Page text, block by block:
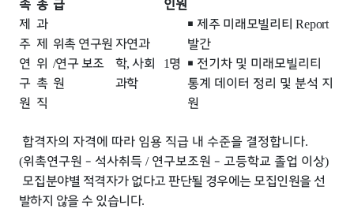
속 종 급
인원
제
주
연
구
원
과
제
위
촉
직
위촉 연구원
/연구 보조
원
자연과
학,사회
과학
1명
￭ 제주 미래모빌리티Report
발간
￭ 전기차 및 미래모빌리티
통계 데이터 정리 및 분석 지
원
합격자의 자격에 따라 임용 직급 내 수준을 결정합니다.
(위촉연구원 – 석사취득 / 연구보조원 – 고등학교 졸업 이상)
모집분야별 적격자가 없다고 판단될 경우에는 모집인원을 선
발하지 않을 수 있습니다.